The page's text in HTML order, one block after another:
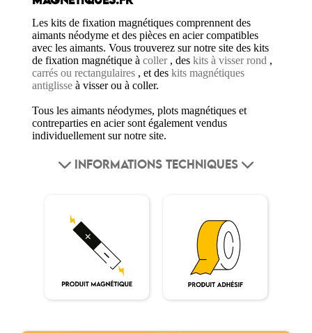
Les kits de fixation magnétiques comprennent des
aimants néodyme et des pièces en acier compatibles
avec les aimants. Vous trouverez sur notre site des kits
de fixation magnétique àcoller, deskits à visser rond ,
carrés ou rectangulaires , et deskits magnétiques
antiglisse à visser ou à coller.
Tous les aimants néodymes, plots magnétiques et
contreparties en acier sont également vendus
individuellement sur notre site.
INFORMATIONS TECHNIQUES